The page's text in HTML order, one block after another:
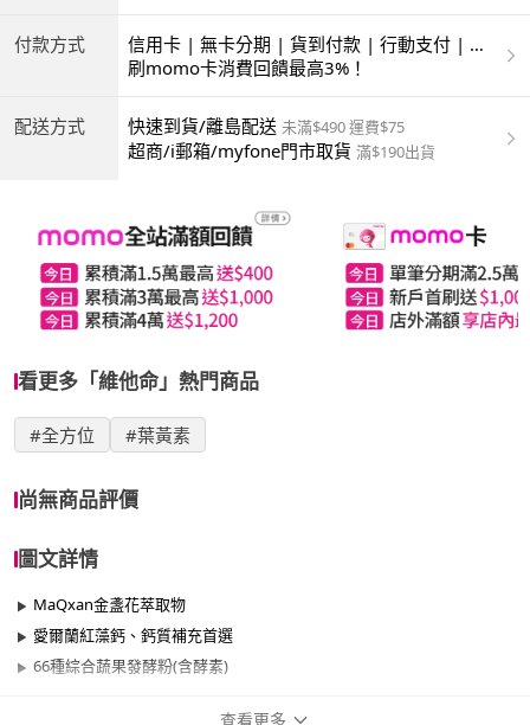
付款方式
信用卡 | 無卡分期 | 貨到付款 | 行動支付 | 超
商付款 | ATM | 銀聯卡
刷momo卡消費回饋最高3%！
配送方式 快速到貨/離島配送 未滿$490 運費$75
超商/i郵箱/myfone門市取貨 滿$190出貨
看更多「維他命」熱門商品
#全方位 #葉黃素
尚無商品評價
圖文詳情
MaQxan金盞花萃取物
愛爾蘭紅藻鈣、鈣質補充首選
66種綜合蔬果發酵粉(含酵素)
查看更多